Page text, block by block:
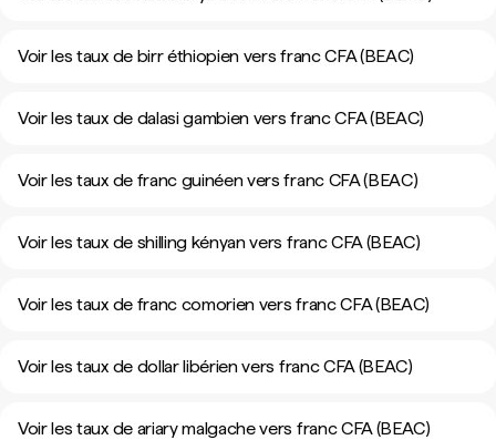
Voir les taux de birr éthiopien vers franc CFA (BEAC)
Voir les taux de dalasi gambien vers franc CFA (BEAC)
Voir les taux de franc guinéen vers franc CFA (BEAC)
Voir les taux de shilling kényan vers franc CFA (BEAC)
Voir les taux de franc comorien vers franc CFA (BEAC)
Voir les taux de dollar libérien vers franc CFA (BEAC)
Voir les taux de ariary malgache vers franc CFA (BEAC)